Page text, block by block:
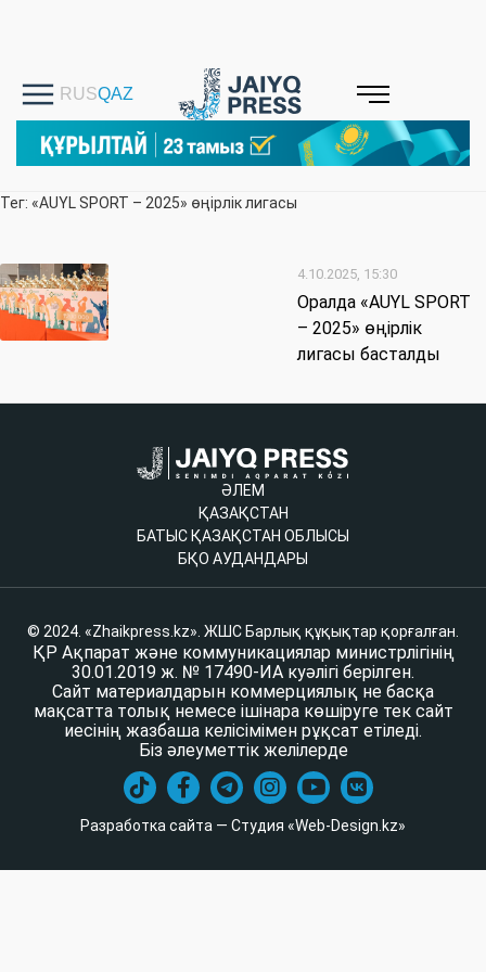
Тег: «AUYL SPORT – 2025» өңірлік лигасы
4.10.2025, 15:30
Оралда «AUYL SPORT
– 2025» өңірлік
лигасы басталды
ӘЛЕМ
ҚАЗАҚСТАН
БАТЫС ҚАЗАҚСТАН ОБЛЫСЫ
БҚО АУДАНДАРЫ
© 2024. «Zhaikpress.kz». ЖШС Барлық құқықтар қорғалған.
ҚР Ақпарат және коммуникациялар министрлігінің
30.01.2019 ж. № 17490-ИА куәлігі берілген.
Сайт материалдарын коммерциялық не басқа
мақсатта толық немесе ішінара көшіруге тек сайт
иесінің жазбаша келісімімен рұқсат етіледі.
Біз әлеуметтік желілерде
Разработка сайта — Студия «Web-Design.kz»